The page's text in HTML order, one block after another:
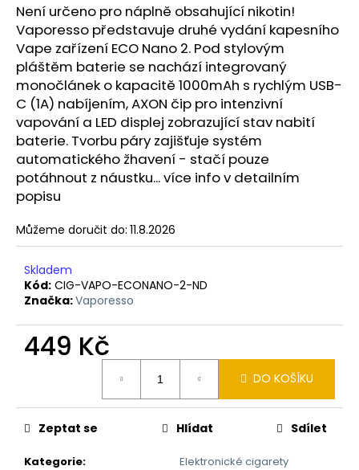
Není určeno pro náplně obsahující nikotin!
Vaporesso představuje druhé vydání kapesního
Vape zařízení ECO Nano 2. Pod stylovým
pláštěm baterie se nachází integrovaný
monočlánek o kapacitě 1000mAh s rychlým USB-
C (1A) nabíjením, AXON čip pro intenzivní
vapování a LED displej zobrazující stav nabití
baterie. Tvorbu páry zajišťuje systém
automatického žhavení - stačí pouze
potáhnout z náustku... více info v detailním
popisu
Můžeme doručit do: 11.8.2026
Skladem
Kód: CIG-VAPO-ECONANO-2-ND
Značka:Vaporesso
449 Kč
DO KOŠÍKU
Kategorie:
Elektronické cigarety
Zeptat se Hlídat Sdílet
D
o
p
o
r
u
č
u
j
e
m
e
LIQUID
LIQUA
BRIGHT
TOBACCO
4X10ML-
PŘÍCHUŤ)
638